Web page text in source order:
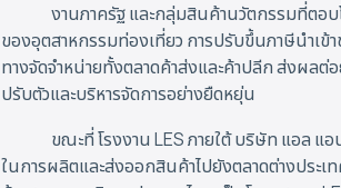
งานภาครัฐ และกลุ่มสินค้านวัตกรรมที่ตอ
ของอุตสาหกรรมท่องเที่ยว การปรับขึ้นภาษีนำเข้
ทางจัดจำหน่ายทั้งตลาดค้าส่งและค้าปลีก ส่งผล
ปรับตัวและบริหารจัดการอย่างยืดหยุ่น
ขณะที่ โรงงาน LES ภายใต้ บริษัท แอล แ
ในการผลิตและส่งออกสินค้าไปยังตลาดต่างประเ